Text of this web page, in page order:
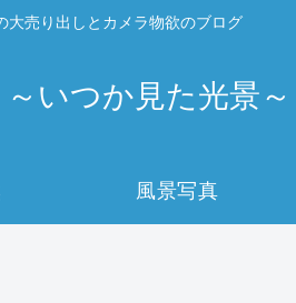
大売り出しとカメラ物欲のブログ
いつか見た光景～
風景写真